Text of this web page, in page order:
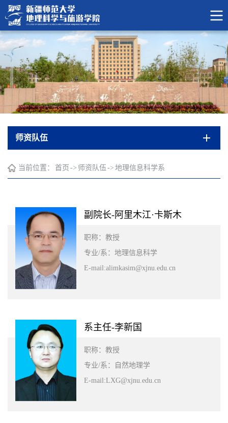
师资队伍
当前位置： 首页 -> 师资队伍 -> 地理信息科学系
副院长-阿里木江·卡斯木
职称：教授
专业/系：地理信息科学
E-mail:alimkasim@xjnu.edu.cn
系主任-李新国
职称：教授
专业/系：自然地理学
E-mail:LXG@xjnu.edu.cn